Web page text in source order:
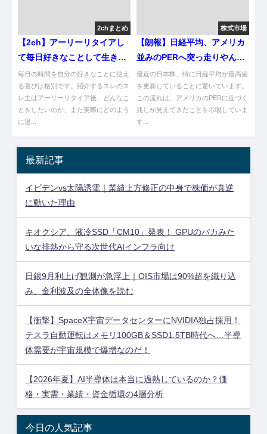
2chまとめ
【2ch】アーリーリタイアし
て毎日好きなことして生きて
るな質問ある？
毎日の時間を自分の好きなことに使え
る喜びは格別です。紹介するスレのス
レ主はアーリーリタイア後、どんなこ
とをしたいのか、また実際にどのよう
に過...
株式市場
【朗報】日経平均、アメリカ
並みのPERへ突っ走りやん
け！
最近の日本株、特に日経平均が最高値
を更新していることに驚いています。
この流れは、アメリカのPERに近づく
兆しが見えてきたことを示唆していま
す...
最新記事
イビデンvs太陽誘電｜業績上方修正の中身で株価が真逆
に動いた理由
キオクシア、液冷SSD「CM10」発表！ GPUのバカみた
いな排熱から守る次世代AIインフラ向け
日銀9月利上げ観測が急浮上｜OIS市場は90%超を織り込
み、金利波及の全体像を読む
【衝撃】SpaceX宇宙データセンターにNVIDIA独占採用！
テスラ自動運転はメモリ100GB＆SSD1.5TB時代へ…半導
体需要が宇宙規模で爆増なのだ！
【2026年夏】AI半導体は本当に過熱しているのか？価
格・実需・業績・資金循環の4層分析
今日の人気記事